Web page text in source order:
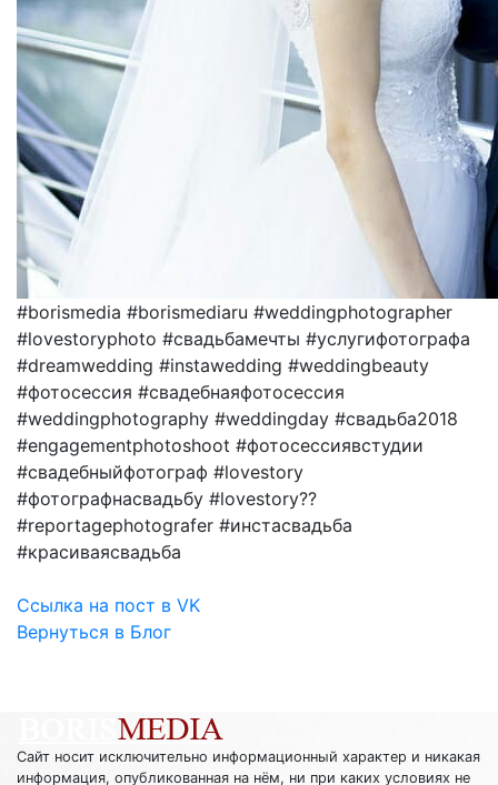
#borismedia #borismediaru #weddingphotographer
#lovestoryphoto #свадьбамечты #услугифотографа
#dreamwedding #instawedding #weddingbeauty
#фотосессия #свадебнаяфотосессия
#weddingphotography #weddingday #свадьба2018
#engagementphotoshoot #фотосессиявстудии
#свадебныйфотограф #lovestory
#фотографнасвадьбу #lovestory??
#reportagephotografer #инстасвадьба
#красиваясвадьба
Ссылка на пост в VK
Вернуться в Блог
Сайт носит исключительно информационный характер и никакая
информация, опубликованная на нём, ни при каких условиях не